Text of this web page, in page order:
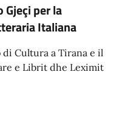
Gjeçi per la
Italiana
di Cultura a Tirana e il
e Librit dhe Leximit